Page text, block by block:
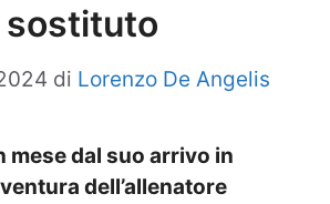
di Lorenzo De Angelis
mese dal suo arrivo in
dell’allenatore